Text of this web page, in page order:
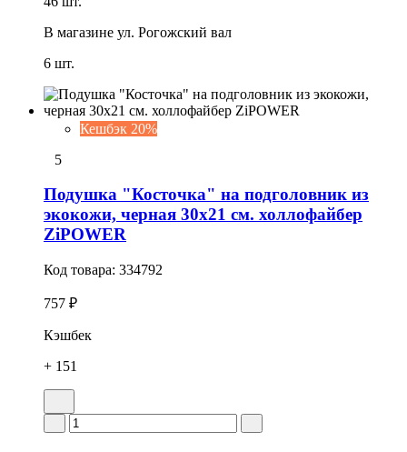
В магазине ул. Рогожский вал
6 шт.
Кешбэк 20%
5
Подушка "Косточка" на подголовник из
экокожи, черная 30х21 см. холлофайбер
ZiPOWER
Код товара: 334792
757 ₽
Кэшбек
+ 151